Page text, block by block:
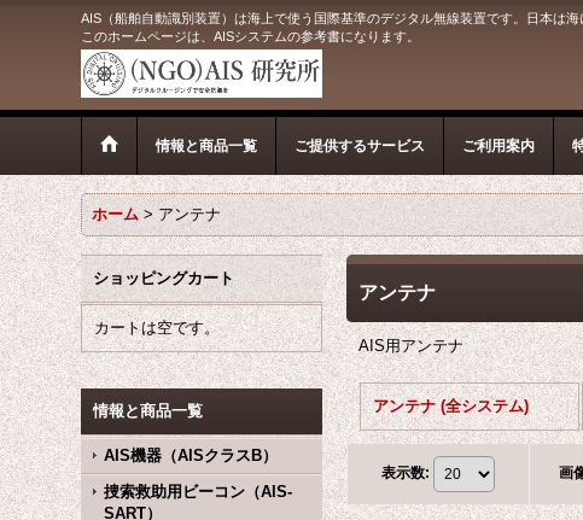
AIS（船舶自動識別装置）は海上で使う国際基準のデジタル無線装置です。日本は
このホームページは、AISシステムの参考書になります。
情報と商品一覧 ご提供するサービス ご利用案内
ホーム > アンテナ
ショッピングカート
カートは空です。
情報と商品一覧
AIS機器（AISクラスB）
捜索救助用ビーコン（AIS-
SART）
アンテナ
AIS用アンテナ
アンテナ (全システム)
表示数: 画